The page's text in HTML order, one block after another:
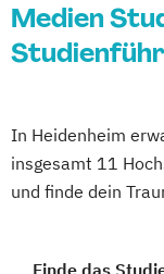
Medien
In Heidenheim
insgesamt 11
und finde dein
Finde das